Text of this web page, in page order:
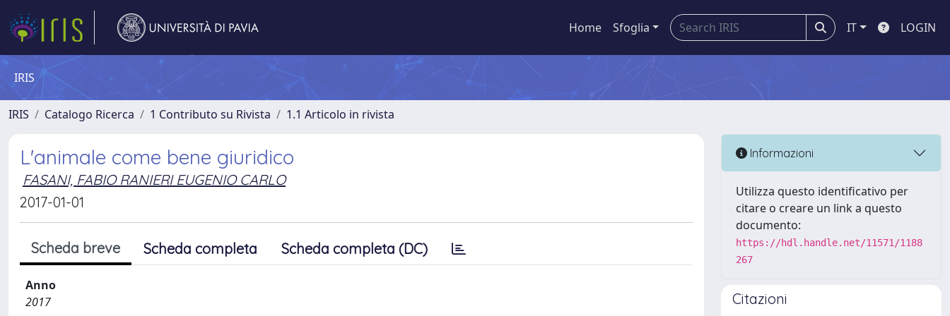
Home Sfoglia IT LOGIN
IRIS
IRIS Catalogo Ricerca 1 Contributo su Rivista 1.1 Articolo in rivista
L'animale come bene giuridico
FASANI, FABIO RANIERI EUGENIO CARLO
2017-01-01
Scheda breve Scheda completa Scheda completa (DC)
Anno
2017
Informazioni
Utilizza questo identificativo per
citare o creare un link a questo
documento:
https://hdl.handle.net/11571/1188
267
Citazioni